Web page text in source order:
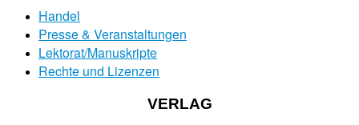
Handel
Presse & Veranstaltungen
Lektorat/Manuskripte
Rechte und Lizenzen
VERLAG